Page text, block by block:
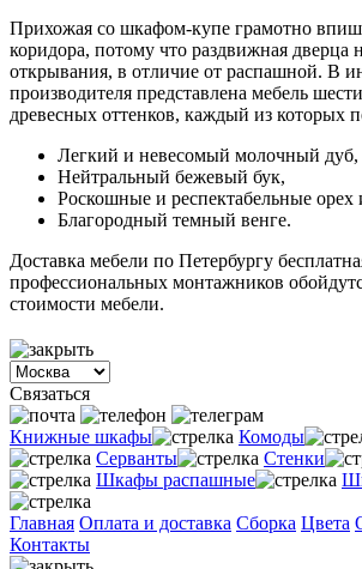
Прихожая со шкафом-купе грамотно
коридора, потому что раздвижная дверца
открывания, в отличие от распашной. В
производителя представлена мебель
древесных оттенков, каждый из которых
Легкий и невесомый молочный дуб,
Нейтральный бежевый бук,
Роскошные и респектабельные орех
Благородный темный венге.
Доставка мебели по Петербургу
профессиональных монтажников
стоимости мебели.
Связаться
Книжные шкафы Комоды
Серванты
Стенки
Шкафы распашные
Главная Оплата и доставка Сборка Цвета
Контакты